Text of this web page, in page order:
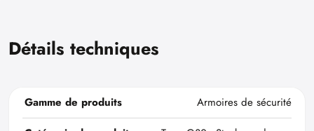
Détails techniques
Gamme de produits
Armoires de sécurité